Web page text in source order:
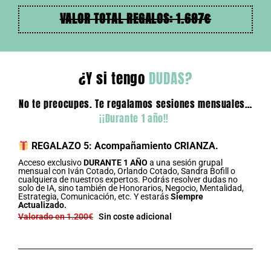
VALOR TOTAL REGALOS: 1.697€
¿Y si tengo DUDAS?
No te preocupes. Te regalamos sesiones mensuales…
¡¡Durante 1 año!!
REGALAZO 5: Acompañamiento CRIANZA.
Acceso exclusivoDURANTE 1 AÑO a una sesión grupal
mensual con Iván Cotado, Orlando Cotado, Sandra Bofill o
cualquiera de nuestros expertos. Podrás resolver dudas no
solo de IA, sino también de Honorarios, Negocio, Mentalidad,
Estrategia, Comunicación, etc. Y estarásSiempre
Actualizado.
Valorado en 1.200€ Sin coste adicional